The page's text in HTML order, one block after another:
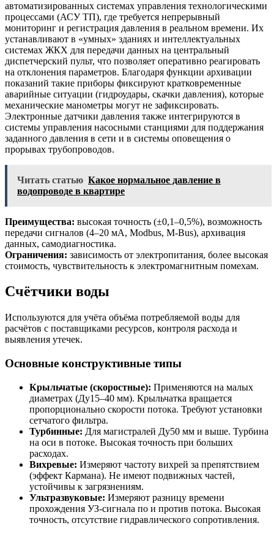
автоматизированных системах управления технологическими
процессами (АСУ ТП), где требуется непрерывный
мониторинг и регистрация давления в реальном времени. Их
устанавливают в «умных» зданиях и интеллектуальных
системах ЖКХ для передачи данных на центральный
диспетчерский пульт, что позволяет оперативно реагировать
на отклонения параметров. Благодаря функции архивации
показаний такие приборы фиксируют кратковременные
аварийные ситуации (гидроудары, скачки давления), которые
механические манометры могут не зафиксировать.
Электронные датчики давления также интегрируются в
системы управления насосными станциями для поддержания
заданного давления в сети и в системы оповещения о
прорывах трубопроводов.
Читать статью Какое нормальное давление в
водопроводе в квартире
Преимущества: высокая точность (±0,1–0,5%), возможность
передачи сигналов (4–20 мА, Modbus, M-Bus), архивация
данных, самодиагностика.
Ограничения: зависимость от электропитания, более высокая
стоимость, чувствительность к электромагнитным помехам.
Счётчики воды
Используются для учёта объёма потребляемой воды для
расчётов с поставщиками ресурсов, контроля расхода и
выявления утечек.
Основные конструктивные типы
Крыльчатые (скоростные): Применяются на малых
диаметрах (Ду15–40 мм). Крыльчатка вращается
пропорционально скорости потока. Требуют установки
сетчатого фильтра.
Турбинные: Для магистралей Ду50 мм и выше. Турбина
на оси в потоке. Высокая точность при больших
расходах.
Вихревые: Измеряют частоту вихрей за препятствием
(эффект Кармана). Не имеют подвижных частей,
устойчивы к загрязнениям.
Ультразвуковые: Измеряют разницу времени
прохождения УЗ-сигнала по и против потока. Высокая
точность, отсутствие гидравлического сопротивления.